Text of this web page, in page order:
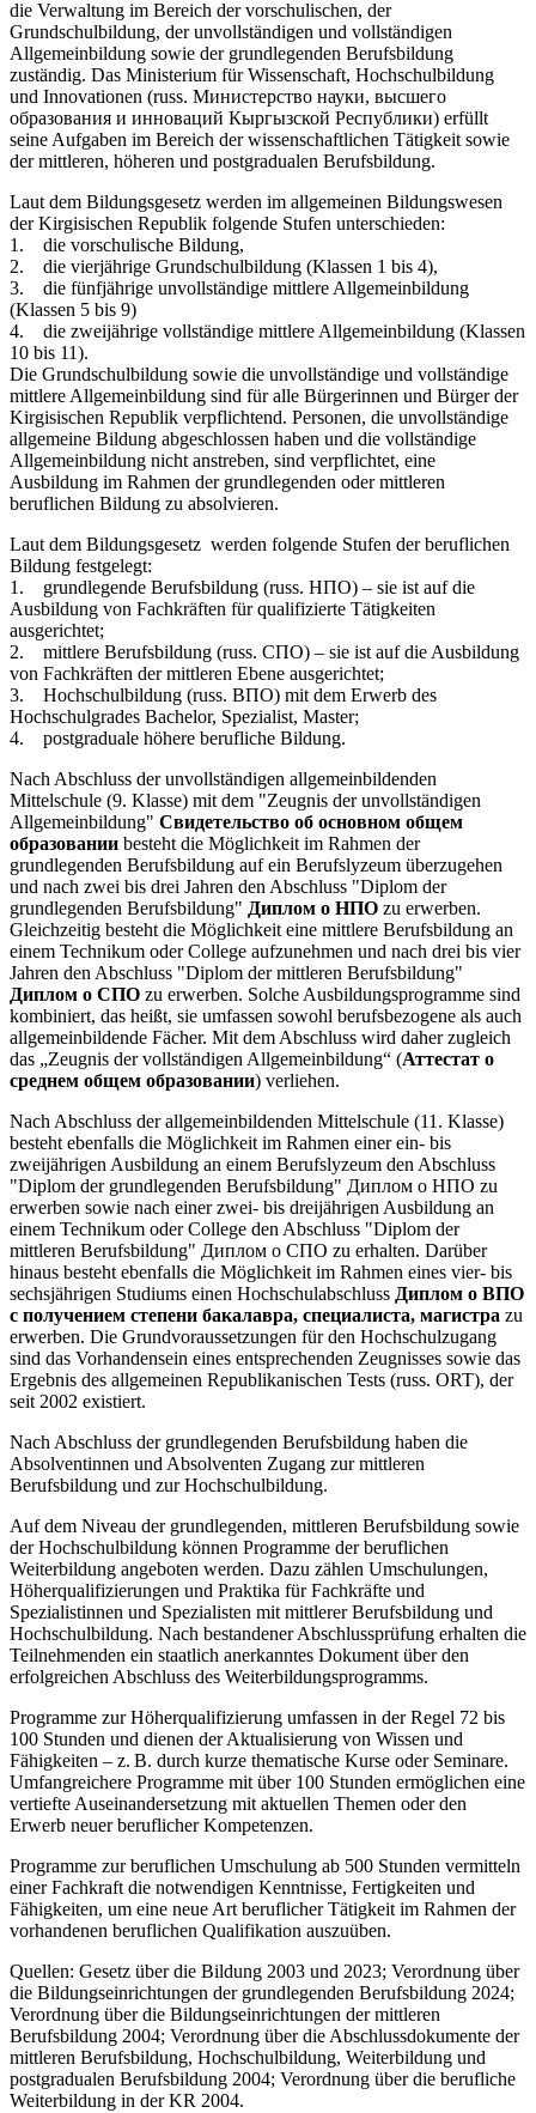
die Verwaltung im Bereich der vorschulischen, der
Grundschulbildung, der unvollständigen und vollständigen
Allgemeinbildung sowie der grundlegenden Berufsbildung
zuständig. Das Ministerium für Wissenschaft, Hochschulbildung
und Innovationen (russ. Министерство науки, высшего
образования и инноваций Кыргызской Республики) erfüllt
seine Aufgaben im Bereich der wissenschaftlichen Tätigkeit sowie
der mittleren, höheren und postgradualen Berufsbildung.
Laut dem Bildungsgesetz werden im allgemeinen Bildungswesen
der Kirgisischen Republik folgende Stufen unterschieden:
1. die vorschulische Bildung,
2. die vierjährige Grundschulbildung (Klassen 1 bis 4),
3. die fünfjährige unvollständige mittlere Allgemeinbildung
(Klassen 5 bis 9)
4. die zweijährige vollständige mittlere Allgemeinbildung (Klassen
10 bis 11).
Die Grundschulbildung sowie die unvollständige und vollständige
mittlere Allgemeinbildung sind für alle Bürgerinnen und Bürger der
Kirgisischen Republik verpflichtend. Personen, die unvollständige
allgemeine Bildung abgeschlossen haben und die vollständige
Allgemeinbildung nicht anstreben, sind verpflichtet, eine
Ausbildung im Rahmen der grundlegenden oder mittleren
beruflichen Bildung zu absolvieren.
Laut dem Bildungsgesetz werden folgende Stufen der beruflichen
Bildung festgelegt:
1. grundlegende Berufsbildung (russ. НПО) – sie ist auf die
Ausbildung von Fachkräften für qualifizierte Tätigkeiten
ausgerichtet;
2. mittlere Berufsbildung (russ. СПО) – sie ist auf die Ausbildung
von Fachkräften der mittleren Ebene ausgerichtet;
3. Hochschulbildung (russ. ВПО) mit dem Erwerb des
Hochschulgrades Bachelor, Spezialist, Master;
4. postgraduale höhere berufliche Bildung.
Nach Abschluss der unvollständigen allgemeinbildenden
Mittelschule (9. Klasse) mit dem "Zeugnis der unvollständigen
Allgemeinbildung" Свидетельство об основном общем
образовании besteht die Möglichkeit im Rahmen der
grundlegenden Berufsbildung auf ein Berufslyzeum überzugehen
und nach zwei bis drei Jahren den Abschluss "Diplom der
grundlegenden Berufsbildung" Диплом о НПО zu erwerben.
Gleichzeitig besteht die Möglichkeit eine mittlere Berufsbildung an
einem Technikum oder College aufzunehmen und nach drei bis vier
Jahren den Abschluss "Diplom der mittleren Berufsbildung"
Диплом о СПО zu erwerben. Solche Ausbildungsprogramme sind
kombiniert, das heißt, sie umfassen sowohl berufsbezogene als auch
allgemeinbildende Fächer. Mit dem Abschluss wird daher zugleich
das „Zeugnis der vollständigen Allgemeinbildung“ (Аттестат о
среднем общем образовании) verliehen.
Nach Abschluss der allgemeinbildenden Mittelschule (11. Klasse)
besteht ebenfalls die Möglichkeit im Rahmen einer ein- bis
zweijährigen Ausbildung an einem Berufslyzeum den Abschluss
"Diplom der grundlegenden Berufsbildung" Диплом о НПО zu
erwerben sowie nach einer zwei- bis dreijährigen Ausbildung an
einem Technikum oder College den Abschluss "Diplom der
mittleren Berufsbildung" Диплом о СПО zu erhalten. Darüber
hinaus besteht ebenfalls die Möglichkeit im Rahmen eines vier- bis
sechsjährigen Studiums einen Hochschulabschluss Диплом о ВПО
с получением степени бакалавра, специалиста, магистра zu
erwerben. Die Grundvoraussetzungen für den Hochschulzugang
sind das Vorhandensein eines entsprechenden Zeugnisses sowie das
Ergebnis des allgemeinen Republikanischen Tests (russ. ORT), der
seit 2002 existiert.
Nach Abschluss der grundlegenden Berufsbildung haben die
Absolventinnen und Absolventen Zugang zur mittleren
Berufsbildung und zur Hochschulbildung.
Auf dem Niveau der grundlegenden, mittleren Berufsbildung sowie
der Hochschulbildung können Programme der beruflichen
Weiterbildung angeboten werden. Dazu zählen Umschulungen,
Höherqualifizierungen und Praktika für Fachkräfte und
Spezialistinnen und Spezialisten mit mittlerer Berufsbildung und
Hochschulbildung. Nach bestandener Abschlussprüfung erhalten die
Teilnehmenden ein staatlich anerkanntes Dokument über den
erfolgreichen Abschluss des Weiterbildungsprogramms.
Programme zur Höherqualifizierung umfassen in der Regel 72 bis
100 Stunden und dienen der Aktualisierung von Wissen und
Fähigkeiten – z. B. durch kurze thematische Kurse oder Seminare.
Umfangreichere Programme mit über 100 Stunden ermöglichen eine
vertiefte Auseinandersetzung mit aktuellen Themen oder den
Erwerb neuer beruflicher Kompetenzen.
Programme zur beruflichen Umschulung ab 500 Stunden vermitteln
einer Fachkraft die notwendigen Kenntnisse, Fertigkeiten und
Fähigkeiten, um eine neue Art beruflicher Tätigkeit im Rahmen der
vorhandenen beruflichen Qualifikation auszuüben.
Quellen: Gesetz über die Bildung 2003 und 2023; Verordnung über
die Bildungseinrichtungen der grundlegenden Berufsbildung 2024;
Verordnung über die Bildungseinrichtungen der mittleren
Berufsbildung 2004; Verordnung über die Abschlussdokumente der
mittleren Berufsbildung, Hochschulbildung, Weiterbildung und
postgradualen Berufsbildung 2004; Verordnung über die berufliche
Weiterbildung in der KR 2004.